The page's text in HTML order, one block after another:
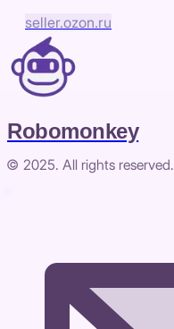
seller.ozon.ru
Robomonkey
© 2025. All rights reserved.